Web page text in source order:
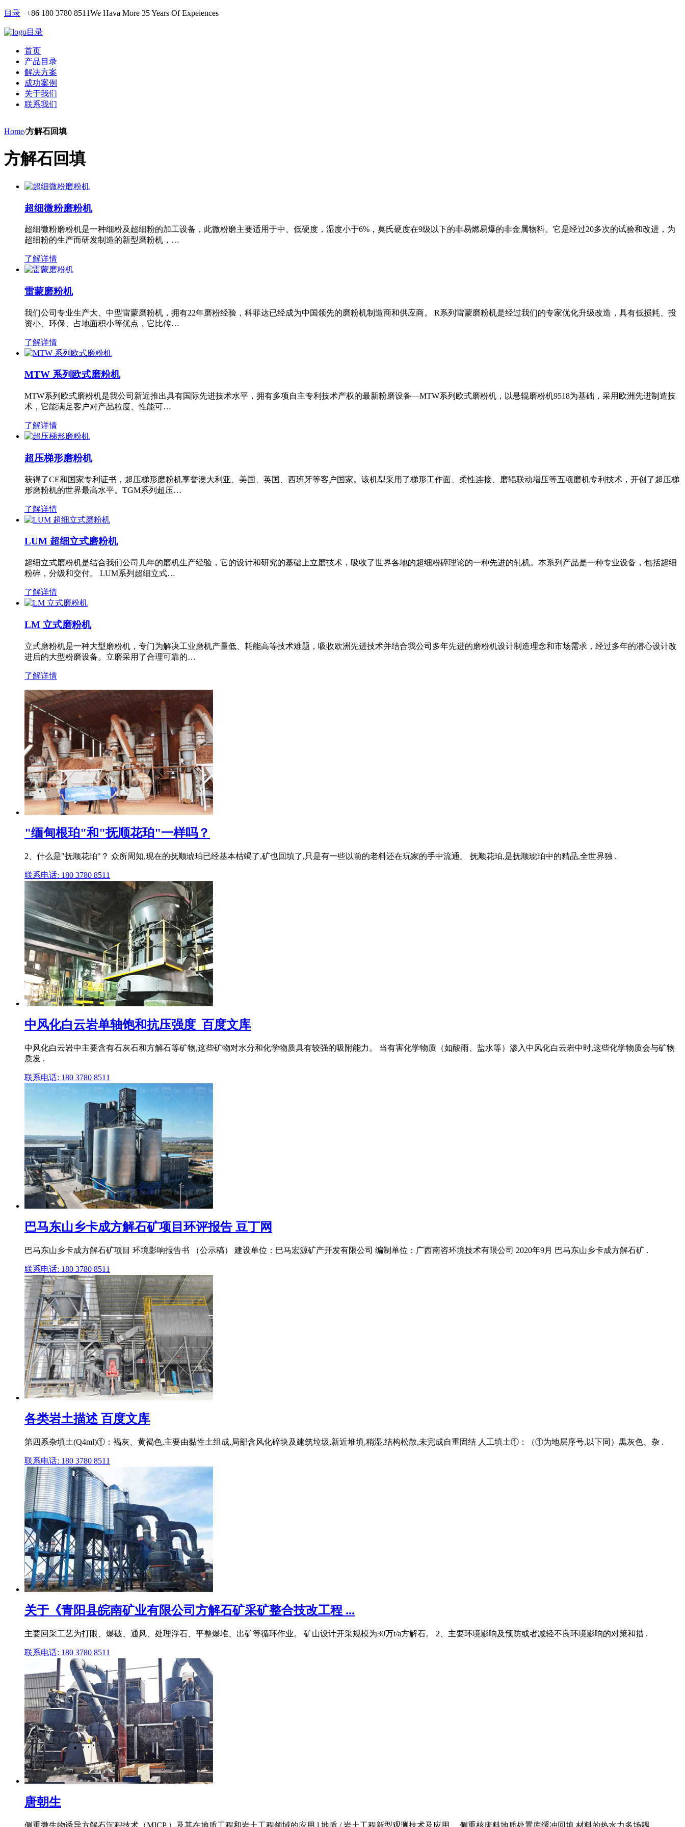
目录 +86 180 3780 8511We Hava More 35 Years Of Expeiences
目录
首页
产品目录
解决方案
成功案例
关于我们
联系我们
Home/方解石回填
方解石回填
超细微粉磨粉机
超细微粉磨粉机是一种细粉及超细粉的加工设备，此微粉磨主要适用于中、低硬度，湿度小于6%，莫氏硬度在9级以下的非易燃易爆的非金属物料。它是经过20多次的试验和改进，为
超细粉的生产而研发制造的新型磨粉机，…
了解详情
雷蒙磨粉机
我们公司专业生产大、中型雷蒙磨粉机，拥有22年磨粉经验，科菲达已经成为中国领先的磨粉机制造商和供应商。 R系列雷蒙磨粉机是经过我们的专家优化升级改造，具有低损耗、投
资小、环保、占地面积小等优点，它比传…
了解详情
MTW 系列欧式磨粉机
MTW系列欧式磨粉机是我公司新近推出具有国际先进技术水平，拥有多项自主专利技术产权的最新粉磨设备—MTW系列欧式磨粉机，以悬辊磨粉机9518为基础，采用欧洲先进制造技
术，它能满足客户对产品粒度、性能可…
了解详情
超压梯形磨粉机
获得了CE和国家专利证书，超压梯形磨粉机享誉澳大利亚、美国、英国、西班牙等客户国家。该机型采用了梯形工作面、柔性连接、磨辊联动增压等五项磨机专利技术，开创了超压梯
形磨粉机的世界最高水平。TGM系列超压…
了解详情
LUM 超细立式磨粉机
超细立式磨粉机是结合我们公司几年的磨机生产经验，它的设计和研究的基础上立磨技术，吸收了世界各地的超细粉碎理论的一种先进的轧机。本系列产品是一种专业设备，包括超细
粉碎，分级和交付。 LUM系列超细立式…
了解详情
LM 立式磨粉机
立式磨粉机是一种大型磨粉机，专门为解决工业磨机产量低、耗能高等技术难题，吸收欧洲先进技术并结合我公司多年先进的磨粉机设计制造理念和市场需求，经过多年的潜心设计改
进后的大型粉磨设备。立磨采用了合理可靠的…
了解详情
"缅甸根珀"和"抚顺花珀"一样吗？
2、什么是"抚顺花珀"？ 众所周知,现在的抚顺琥珀已经基本枯竭了,矿也回填了,只是有一些以前的老料还在玩家的手中流通。 抚顺花珀,是抚顺琥珀中的精品,全世界独 .
联系电话: 180 3780 8511
中风化白云岩单轴饱和抗压强度_百度文库
中风化白云岩中主要含有石灰石和方解石等矿物,这些矿物对水分和化学物质具有较强的吸附能力。 当有害化学物质（如酸雨、盐水等）渗入中风化白云岩中时,这些化学物质会与矿物
质发 .
联系电话: 180 3780 8511
巴马东山乡卡成方解石矿项目环评报告 豆丁网
巴马东山乡卡成方解石矿项目 环境影响报告书 （公示稿） 建设单位：巴马宏源矿产开发有限公司 编制单位：广西南咨环境技术有限公司 2020年9月 巴马东山乡卡成方解石矿 .
联系电话: 180 3780 8511
各类岩土描述 百度文库
第四系杂填土(Q4ml)①：褐灰、黄褐色,主要由黏性土组成,局部含风化碎块及建筑垃圾,新近堆填,稍湿,结构松散,未完成自重固结 人工填土①：（①为地层序号,以下同）黒灰色、杂 .
联系电话: 180 3780 8511
关于《青阳县皖南矿业有限公司方解石矿采矿整合技改工程 ...
主要回采工艺为打眼、爆破、通风、处理浮石、平整爆堆、出矿等循环作业。 矿山设计开采规模为30万t/a方解石。 2、主要环境影响及预防或者减轻不良环境影响的对策和措 .
联系电话: 180 3780 8511
唐朝生
侧重微生物诱导方解石沉积技术（MICP ）及其在地质工程和岩土工程领域的应用 l 地质 / 岩土工程新型观测技术及应用 ... 侧重核废料地质处置库缓冲回填 材料的热水力多场耦 .